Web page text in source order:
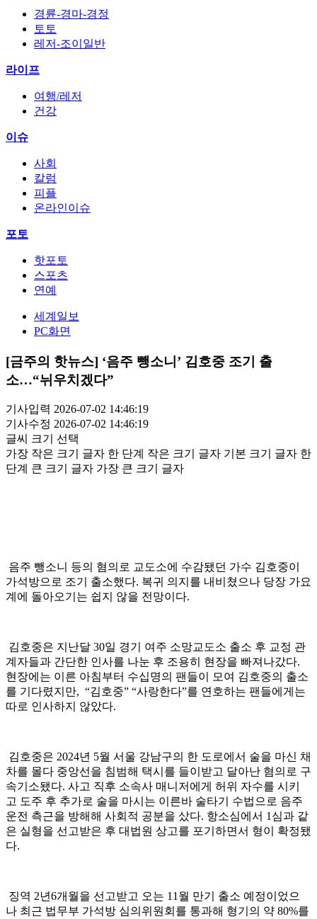
경륜-경마-경정
토토
레저-조이일반
라이프
여행/레저
건강
이슈
사회
칼럼
피플
온라인이슈
포토
핫포토
스포츠
연예
세계일보
PC화면
[금주의 핫뉴스] ‘음주 뺑소니’ 김호중 조기 출
소…“뉘우치겠다”
기사입력 2026-07-02 14:46:19
기사수정 2026-07-02 14:46:19
글씨 크기 선택
가장 작은 크기 글자 한 단계 작은 크기 글자 기본 크기 글자 한
단계 큰 크기 글자 가장 큰 크기 글자
음주 뺑소니 등의 혐의로 교도소에 수감됐던 가수 김호중이
가석방으로 조기 출소했다. 복귀 의지를 내비쳤으나 당장 가요
계에 돌아오기는 쉽지 않을 전망이다.
김호중은 지난달 30일 경기 여주 소망교도소 출소 후 교정 관
계자들과 간단한 인사를 나눈 후 조용히 현장을 빠져나갔다.
현장에는 이른 아침부터 수십명의 팬들이 모여 김호중의 출소
를 기다렸지만, “김호중” “사랑한다”를 연호하는 팬들에게는
따로 인사하지 않았다.
김호중은 2024년 5월 서울 강남구의 한 도로에서 술을 마신 채
차를 몰다 중앙선을 침범해 택시를 들이받고 달아난 혐의로 구
속기소됐다. 사고 직후 소속사 매니저에게 허위 자수를 시키
고 도주 후 추가로 술을 마시는 이른바 술타기 수법으로 음주
운전 측근을 방해해 사회적 공분을 샀다. 항소심에서 1심과 같
은 실형을 선고받은 후 대법원 상고를 포기하면서 형이 확정됐
다.
징역 2년6개월을 선고받고 오는 11월 만기 출소 예정이었으
나 최근 법무부 가석방 심의위원회를 통과해 형기의 약 80%를